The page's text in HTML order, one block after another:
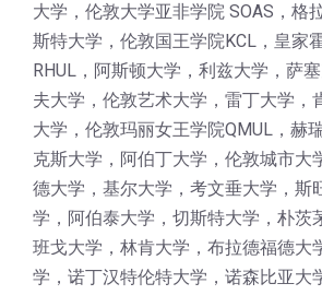
大学，伦敦大学亚非学院 SOAS，格
斯特大学，伦敦国王学院KCL，皇家
RHUL，阿斯顿大学，利兹大学，萨
夫大学，伦敦艺术大学，雷丁大学，
大学，伦敦玛丽女王学院QMUL，赫
克斯大学，阿伯丁大学，伦敦城市大
德大学，基尔大学，考文垂大学，斯
学，阿伯泰大学，切斯特大学，朴茨
班戈大学，林肯大学，布拉德福德大
学，诺丁汉特伦特大学，诺森比亚大